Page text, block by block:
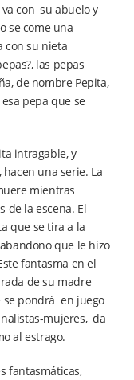
con su abuelo y
se come una
con su nieta
las pepas
de nombre Pepita,
pepa que se
intragable, y
una serie. La
mientras
de la escena. El
que se tira a la
que le hizo
fantasma en el
de su madre
se pondrá en juego
mujeres, da
al estrago.
fantasmáticas,